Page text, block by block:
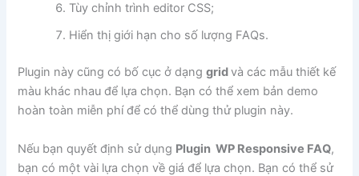
Tùy chỉnh trình editor CSS;
Hiển thị giới hạn cho số lượng FAQs.
Plugin này cũng có bố cục ở dạnggridvà các mẫu thiết kế
màu khác nhau để lựa chọn. Bạn có thể xem bản demo
hoàn toàn miễn phí để có thể dùng thử plugin này.
Nếu bạn quyết định sử dụng Plugin WP Responsive FAQ,
bạn có một vài lựa chọn về giá để lựa chọn. Bạn có thể sử